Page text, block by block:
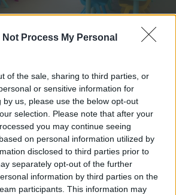
Not Process My Personal
of the sale, sharing to third parties, or
or sensitive information for
by us, please use the below opt-out
selection. Please note that after your
you may continue seeing
on personal information utilized by
disclosed to third parties prior to
separately opt-out of the further
information by third parties on the
participants. This information may
az ügyvivő kormány,
személyzetet
újonnan nyíló